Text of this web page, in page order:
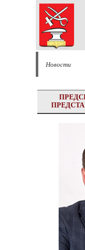
Новости